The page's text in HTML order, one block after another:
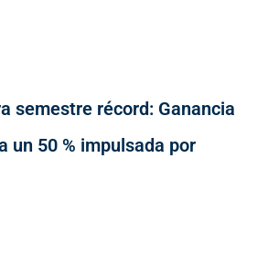
semestre récord: Ganancia
un 50 % impulsada por